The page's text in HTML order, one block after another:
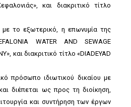
και διακριτικό τίτλο
με το εξωτερικό, η επωνυμία της
WATER AND SEWAGE
και διακριτικό τίτλο «DIADEYAD
πρόσωπο ιδιωτικού δικαίου με
διέπεται ως προς τη διοίκηση,
και συντήρηση των έργων